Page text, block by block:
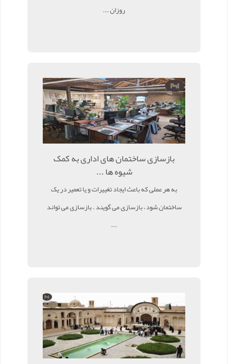
روزان ...
بازسازی ساختمان های اداری به کمک
شیوه ها ...
به هر عملی که باعث ایجاد تغییرات و یا تعمیر در یک
ساختمان شود ، بازسازی می گویند . بازسازی می تواند
...